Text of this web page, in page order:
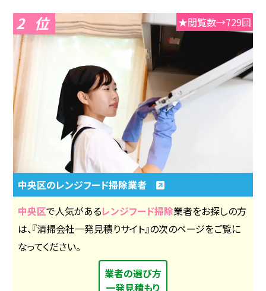
2 ★閲覧数→729回
中央区のレンジフード掃除業者
中央区で人気があるレンジフード掃除業者をお探しの方
は、『清掃会社一発見積りサイト』の次のページをご覧に
なってください。
業者の選び方
一発見積もり